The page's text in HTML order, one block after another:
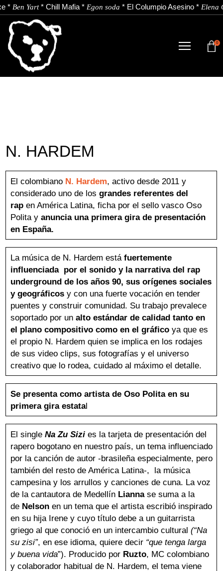
*Ben Yart*Chill Mafia*Egon soda*El Columpio Asesino*Elena
TIENDA
CONTACTO
Instagram Youtube Spotify
ES
Aviso Legal Política de Cookies
0
N. HARDEM
El colombiano N. Hardem, activo desde 2011 y
considerado uno de los grandes referentes del
rapen América Latina, ficha por el sello vasco Oso
Polita y anuncia una primera gira de presentación
en España.
La música de N. Hardem estáfuertemente
influenciada por el sonido y la narrativa del rap
underground de los años 90, sus orígenes sociales
y geográficosy con una fuerte vocación en tender
puentes y construir comunidad. Su trabajo prevalece
soportado por un alto estándar de calidad tanto en
el plano compositivo como en el gráficoya que es
el propio N. Hardem quien se implica en los rodajes
de sus video clips, sus fotografías y el universo
creativo que lo rodea, cuidado al máximo el detalle.
Se presenta como artista de Oso Polita en su
primera gira estatal
El single Na Zu Sizies la tarjeta de presentación del
rapero bogotano en nuestro país, un tema influenciado
por la canción de autor -brasileña especialmente, pero
también del resto de América Latina-, la música
campesina y los arrullos y canciones de cuna. La voz
de la cantautora de MedellínLianna se suma a la
de Nelsonen un tema que el artista escribió inspirado
en su hija Irene y cuyo título debe a un guitarrista
griego al que conoció en un intercambio cultural (“Na
su zisi”, en ese idioma, quiere decir “que tenga larga
y buena vida”). Producido por Ruzto, MC colombiano
y colaborador habitual de N. Hardem, el tema viene